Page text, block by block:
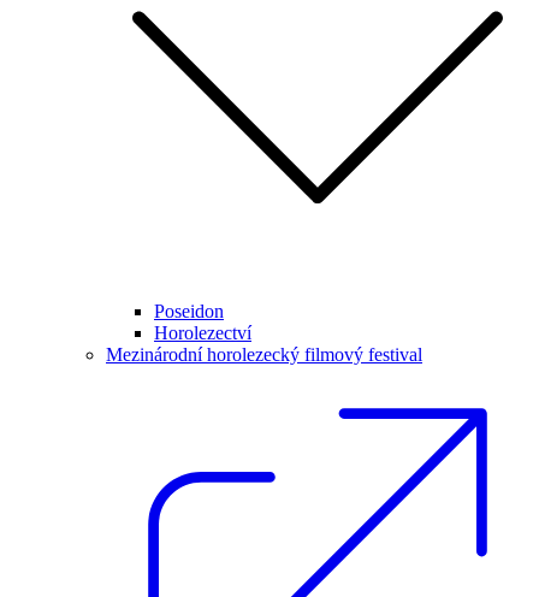
Poseidon
Horolezectví
Mezinárodní horolezecký filmový festival